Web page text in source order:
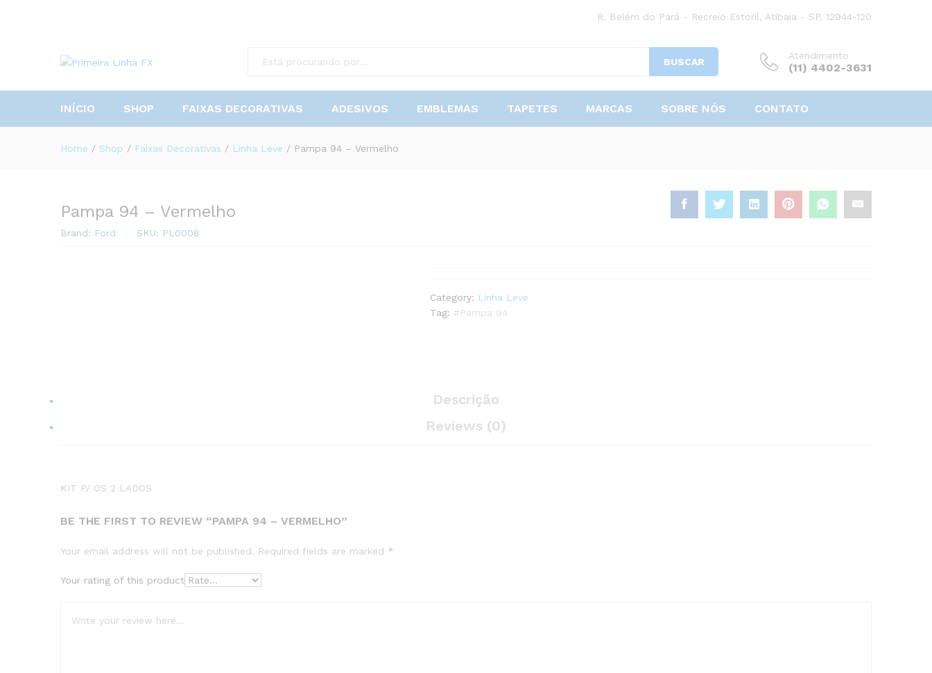
R. Belém do Pará - Recreio Estoril, Atibaia - SP, 12944-120
BUSCAR
Atendimento
(11) 4402-3631
INÍCIO SHOP FAIXAS DECORATIVAS ADESIVOS EMBLEMAS TAPETES MARCAS SOBRE NÓS CONTATO
Home / Shop / Faixas Decorativas / Linha Leve / Pampa 94 – Vermelho
Pampa 94 – Vermelho
Brand: Ford SKU: PL0008
Category: Linha Leve
Tag: #Pampa 94
Descrição
Reviews (0)
KIT P/ OS 2 LADOS
BE THE FIRST TO REVIEW “PAMPA 94 – VERMELHO”
Your email address will not be published. Required fields are marked *
Your rating of this product